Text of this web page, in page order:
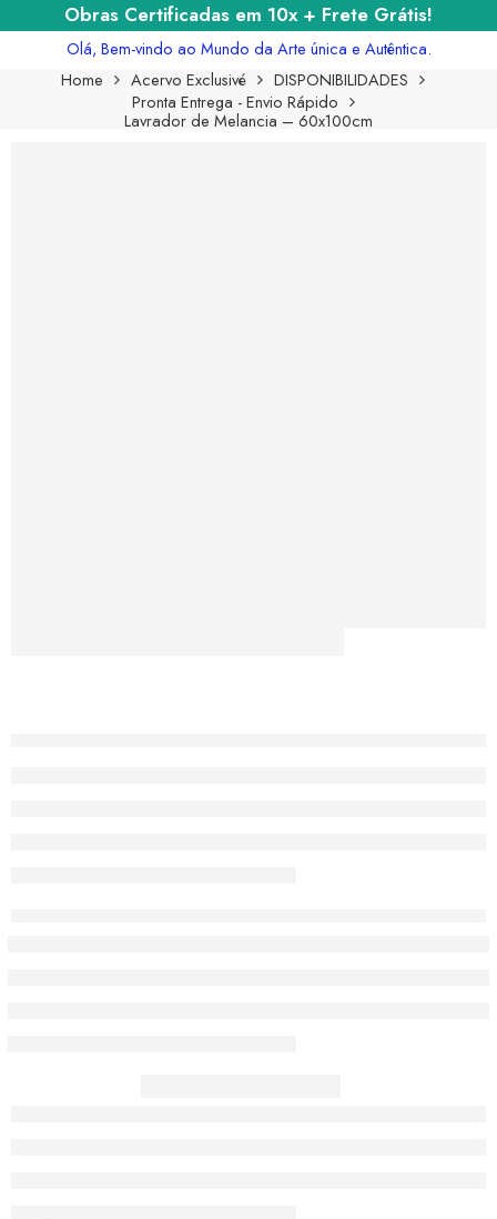
Obras Certificadas em 10x + Frete Grátis!
Olá, Bem-vindo ao Mundo da Arte única e Autêntica.
Home
Acervo Exclusivé
DISPONIBILIDADES
Pronta Entrega - Envio Rápido
Lavrador de Melancia – 60x100cm